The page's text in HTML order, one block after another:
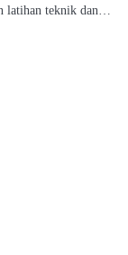
latihan teknik dan…